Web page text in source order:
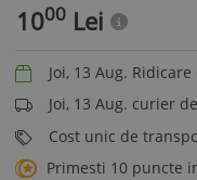
1000 Lei
Joi, 13 Aug.
Joi, 13 Aug. curier
Cost unic de
Primesti 10 puncte